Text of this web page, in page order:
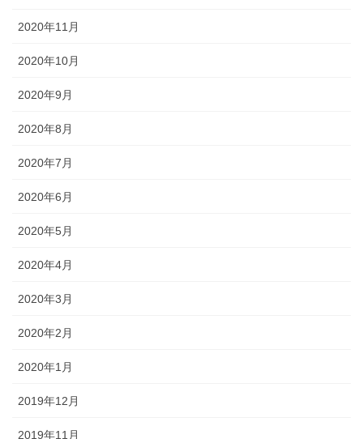
2020年11月
2020年10月
2020年9月
2020年8月
2020年7月
2020年6月
2020年5月
2020年4月
2020年3月
2020年2月
2020年1月
2019年12月
2019年11月